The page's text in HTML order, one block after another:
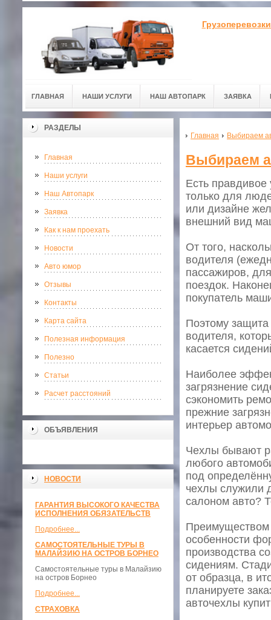
ГЛАВНАЯ НАШИ УСЛУГИ НАШ АВТОПАРК ЗАЯВКА
РАЗДЕЛЫ
Главная
Наши услуги
Наш Автопарк
Заявка
Как к нам проехать
Новости
Авто юмор
Отзывы
Контакты
Карта сайта
Полезная информация
Полезно
Статьи
Расчет расстояний
ОБЪЯВЛЕНИЯ
НОВОСТИ
ГАРАНТИЯ ВЫСОКОГО КАЧЕСТВА
ИСПОЛНЕНИЯ ОБЯЗАТЕЛЬСТВ
Подробнее...
САМОСТОЯТЕЛЬНЫЕ ТУРЫ В
МАЛАЙЗИЮ НА ОСТРОВ БОРНЕО
Самостоятельные туры в Малайзию
на остров Борнео
Подробнее...
СТРАХОВКА
Главная Выбираем
Выбираем
Есть
только для
или дизайне
внешний вид
От того,
водителя
пассажиров,
поездок.
покупатель
Поэтому
водителя,
касается
Наиболее
загрязнение
сэкономить
прежние
интерьер
Чехлы бывают
любого
под
чехлы служили
салоном авто?
Преимуществом
особенности
производства
сидениям.
от образца, в
планируете
авточехлы